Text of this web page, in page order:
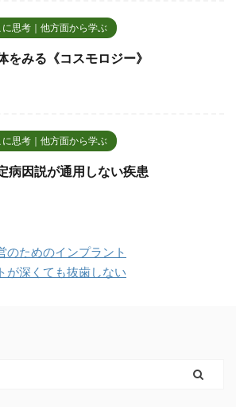
に思考｜他方面から学ぶ
をみる《コスモロジー》
に思考｜他方面から学ぶ
病因説が通用しない疾患
のためのインプラント
が深くても抜歯しない